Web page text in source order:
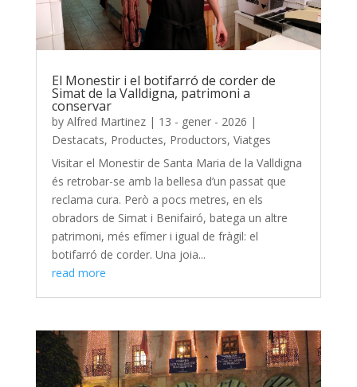
El Monestir i el botifarró de corder de
Simat de la Valldigna, patrimoni a
conservar
by Alfred Martinez| 13 - gener - 2026 |
Destacats, Productes, Productors, Viatges
Visitar el Monestir de Santa Maria de la Valldigna
és retrobar-se amb la bellesa d’un passat que
reclama cura. Però a pocs metres, en els
obradors de Simat i Benifairó, batega un altre
patrimoni, més efímer i igual de fràgil: el
botifarró de corder. Una joia...
read more